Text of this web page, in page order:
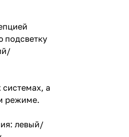
подсветку
а
режиме.
левый/